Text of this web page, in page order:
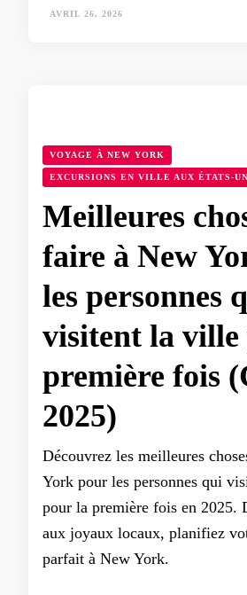
AVRIL 26, 2026
VOYAGE À NEW YORK
EXCURSIONS EN VILLE AUX ÉTATS-
Meilleures
faire à New
les personnes
visitent la
première fois
2025)
Découvrez les meilleures
York pour les personnes qui
pour la première fois en 2025.
aux joyaux locaux, planifiez
parfait à New York.